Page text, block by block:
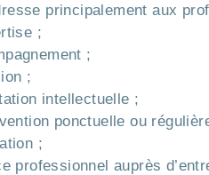
principalement aux
;
;
;
intellectuelle ;
ponctuelle ou
;
professionnel auprès